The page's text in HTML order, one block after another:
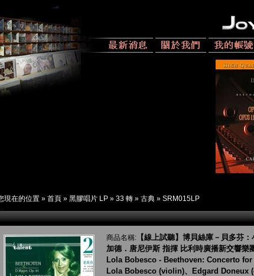
現在的位置 » 首頁 » 黑膠唱片 LP » 33 轉 » 古典 » SRM015LP
商品名稱: 【線上試聽】博貝絲庫－貝多芬
加德．唐尼伊斯 指揮 比利時廣播新交響樂
Lola Bobesco - Beethoven: Concerto
Lola Bobesco (violin)、Edgard Doneux